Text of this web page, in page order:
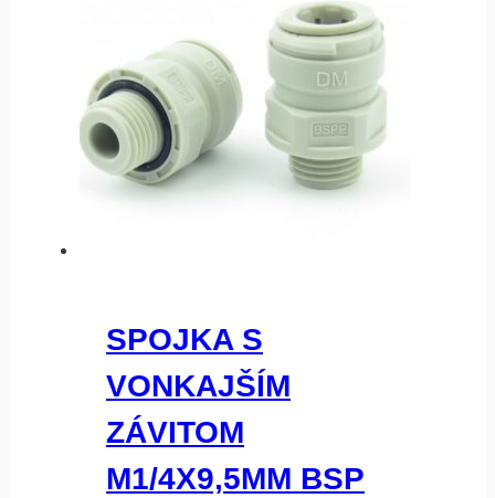
SPOJKA S
VONKAJŠÍM
ZÁVITOM
M1/4X9,5MM BSP